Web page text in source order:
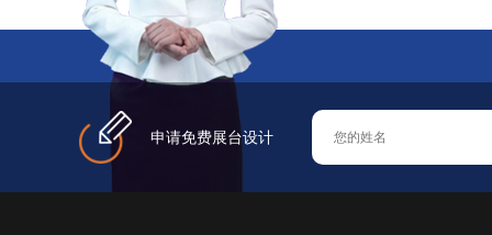
申请免费展台设计